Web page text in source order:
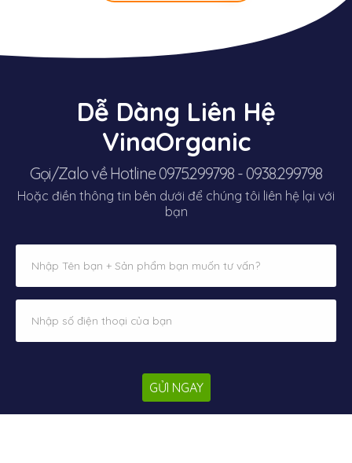
Dễ Dàng Liên Hệ
VinaOrganic
Gọi/Zalo về Hotline 0975.299798 - 0938.299798
Hoặc điền thông tin bên dưới để chúng tôi liên hệ lại với
bạn